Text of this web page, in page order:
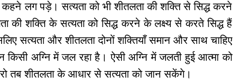
कहने लग पड़े। सत्यता को भी शीतलता की शक्ति से सिद्ध करने
की शक्ति के सत्यता को सिद्ध करने के लक्ष्य से करते सिद्ध हैं
सत्यता और शीतलता दोनों शक्तियाँ समान और साथ चाहिए
अग्नि में जल रहा है। ऐसी अग्नि में जलती हुई आत्मा को
तब शीतलता के आधार से सत्यता को जान सकेंगे।